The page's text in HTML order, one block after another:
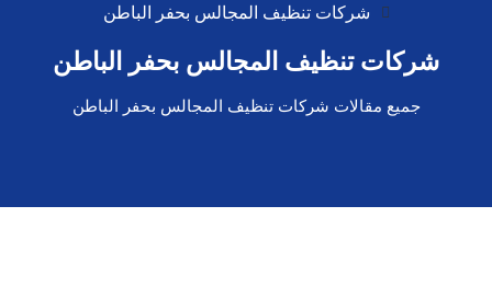
شركات تنظيف المجالس بحفر الباطن
شركات تنظيف المجالس بحفر الباطن
جميع مقالات شركات تنظيف المجالس بحفر الباطن